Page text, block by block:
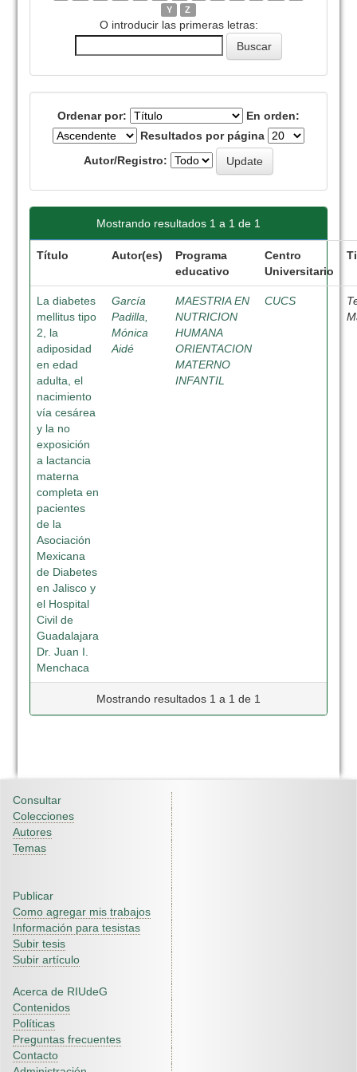
Y
Z
O introducir las primeras letras:
Ordenar por:
En orden:
Resultados por página
Autor/Registro:
Mostrando resultados 1 a 1 de 1
Título Autor(es)
Programa
educativo
Centro
Universitario
La diabetes
mellitus tipo
2, la
adiposidad
en edad
adulta, el
nacimiento
vía cesárea
y la no
exposición
a lactancia
materna
completa en
pacientes
de la
Asociación
Mexicana
de Diabetes
en Jalisco y
el Hospital
Civil de
Guadalajara
Dr. Juan I.
Menchaca
García
Padilla,
Mónica
Aidé
MAESTRIA EN
NUTRICION
HUMANA
ORIENTACION
MATERNO
INFANTIL
CUCS
Mostrando resultados 1 a 1 de 1
Consultar
Colecciones
Autores
Temas
Publicar
Como agregar mis trabajos
Información para tesistas
Subir tesis
Subir artículo
Acerca de RIUdeG
Contenidos
Políticas
Preguntas frecuentes
Contacto